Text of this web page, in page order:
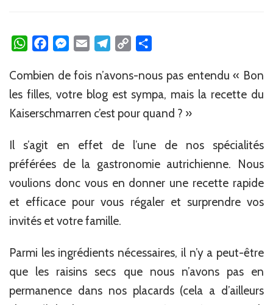
WhatsAppFacebookMessenger
Email Telegram
Copy
Combien de fois n’avons-nous pas entendu « Bon
les filles, votre blog est sympa, mais la recette du
Kaiserschmarren c’est pour quand ? »
Il s’agit en effet de l’une de nos spécialités
préférées de la gastronomie autrichienne. Nous
voulions donc vous en donner une recette rapide
et efficace pour vous régaler et surprendre vos
invités et votre famille.
Parmi les ingrédients nécessaires, il n’y a peut-être
que les raisins secs que nous n’avons pas en
permanence dans nos placards (cela a d’ailleurs